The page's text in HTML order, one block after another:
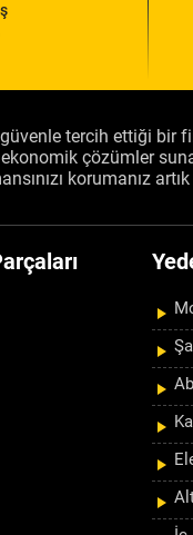
tercih ettiği bir
çözümler
korumanız